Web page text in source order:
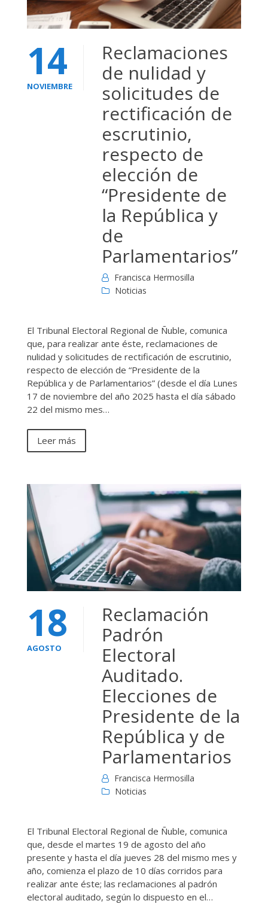
14
NOVIEMBRE
Reclamaciones
de nulidad y
solicitudes de
rectificación de
escrutinio,
respecto de
elección de
“Presidente de
la República y
de
Parlamentarios”
Francisca Hermosilla
Noticias
El Tribunal Electoral Regional de Ñuble, comunica
que, para realizar ante éste, reclamaciones de
nulidad y solicitudes de rectificación de escrutinio,
respecto de elección de “Presidente de la
República y de Parlamentarios” (desde el día Lunes
17 de noviembre del año 2025 hasta el día sábado
22 del mismo mes…
Leer más
18
AGOSTO
Reclamación
Padrón
Electoral
Auditado.
Elecciones de
Presidente de la
República y de
Parlamentarios
Francisca Hermosilla
Noticias
El Tribunal Electoral Regional de Ñuble, comunica
que, desde el martes 19 de agosto del año
presente y hasta el día jueves 28 del mismo mes y
año, comienza el plazo de 10 días corridos para
realizar ante éste; las reclamaciones al padrón
electoral auditado, según lo dispuesto en el…